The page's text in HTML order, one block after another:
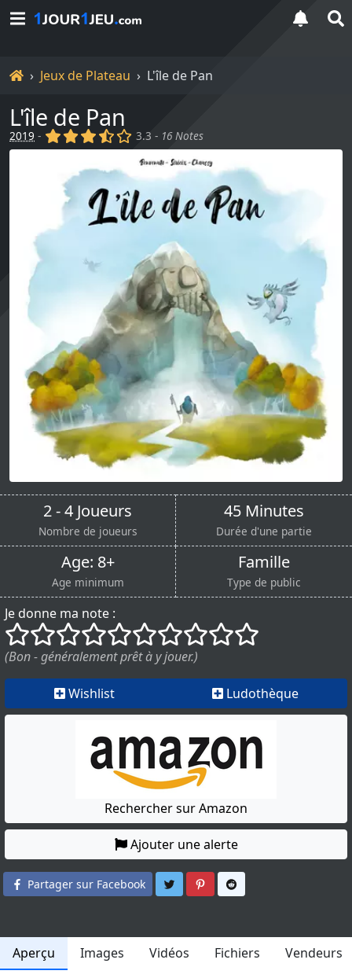
Accueil
Jeux de Plateau L'île de Pan
L'île de Pan
2019 - (x) (x) (x) (,) ()
3.3 - 16 Notes
2 - 4 Joueurs
Nombre de joueurs
45 Minutes
Durée d'une partie
Age: 8+
Age minimum
Famille
Type de public
Je donne ma note :
()
() () () () () () () ()
()
(Bon - généralement prêt à y jouer.)
Wishlist Ludothèque
Rechercher sur Amazon
Ajouter une alerte
Partager sur Facebook Partager sur Twitter
Partager sur Pinterest
Aperçu Images Vidéos Fichiers Vendeurs